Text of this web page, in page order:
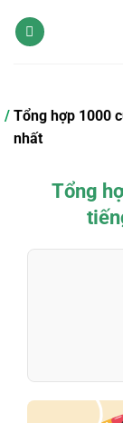
qua
Tổng hợp 1000
nhất
Tổng